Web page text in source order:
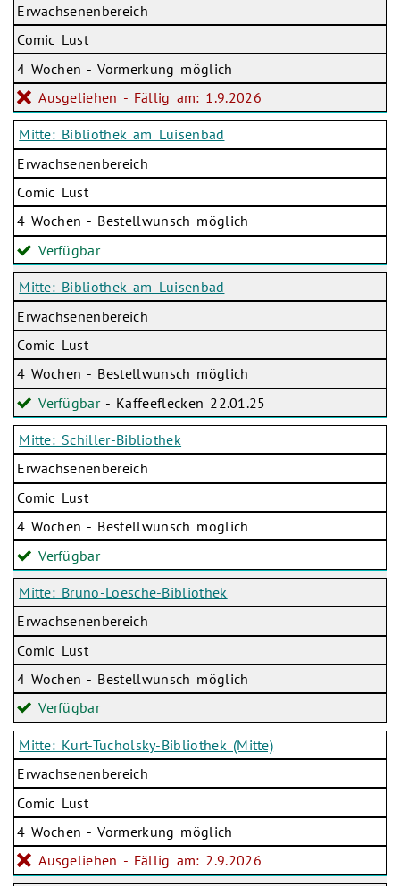
Erwachsenenbereich
Comic Lust
4 Wochen - Vormerkung möglich
Ausgeliehen - Fällig am: 1.9.2026
Mitte: Bibliothek am Luisenbad
Erwachsenenbereich
Comic Lust
4 Wochen - Bestellwunsch möglich
Verfügbar
Mitte: Bibliothek am Luisenbad
Erwachsenenbereich
Comic Lust
4 Wochen - Bestellwunsch möglich
Verfügbar- Kaffeeflecken 22.01.25
Mitte: Schiller-Bibliothek
Erwachsenenbereich
Comic Lust
4 Wochen - Bestellwunsch möglich
Verfügbar
Mitte: Bruno-Loesche-Bibliothek
Erwachsenenbereich
Comic Lust
4 Wochen - Bestellwunsch möglich
Verfügbar
Mitte: Kurt-Tucholsky-Bibliothek (Mitte)
Erwachsenenbereich
Comic Lust
4 Wochen - Vormerkung möglich
Ausgeliehen - Fällig am: 2.9.2026